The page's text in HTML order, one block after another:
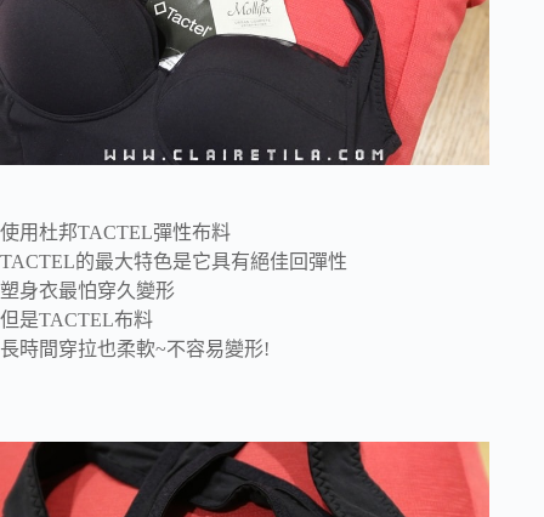
使用杜邦TACTEL彈性布料
TACTEL的最大特色是它具有絕佳回彈性
塑身衣最怕穿久變形
但是TACTEL布料
長時間穿拉也柔軟~不容易變形!